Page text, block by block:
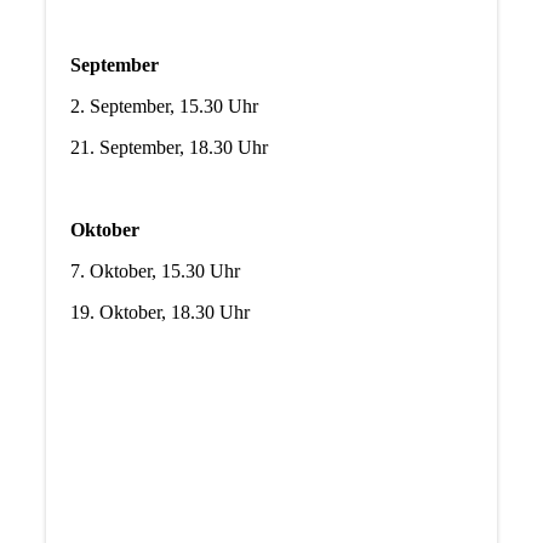
September
2. September, 15.30 Uhr
21. September, 18.30 Uhr
Oktober
7. Oktober, 15.30 Uhr
19. Oktober, 18.30 Uhr